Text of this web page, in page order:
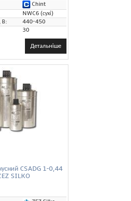
Chint
NWC6 (сухі)
В:
440-450
30
Детальніше
CSADG 1-0,44
SILKO